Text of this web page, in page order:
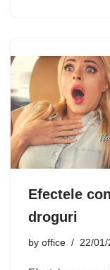
Efectele
droguri
by office 22/01/